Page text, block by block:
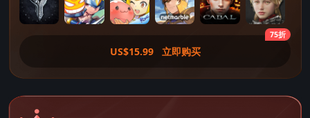
US$15.99 立即购买
75折